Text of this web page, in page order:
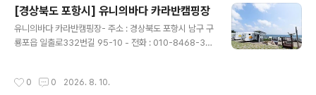
1197 - 홈페이지 : 바로가기 - 예약 페이지 : 바로가기 - 예
약 구분 : 온라인실시간예약 - 국립 캠핑장이고, 직영으로
운영하고 있음. - 여행시기 : 봄,가을 - 운영기간 : 봄,여름,
영..
[경상북도 포항시] 유니의바다 카라반캠핑장
유니의바다 카라반캠핑장- 주소 : 경상북도 포항시 남구 구
룡포읍 일출로332번길 95-10 - 전화 : 010-8468-30
대 : 개별 - 애완동물출입 : 불가능
0 0 2026. 8. 10.